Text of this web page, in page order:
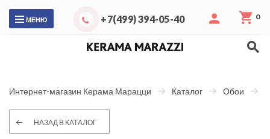
МЕНЮ +7(499) 394-05-40 0
Интернет-магазин Керама Марацци Каталог Обои
НАЗАД В КАТАЛОГ